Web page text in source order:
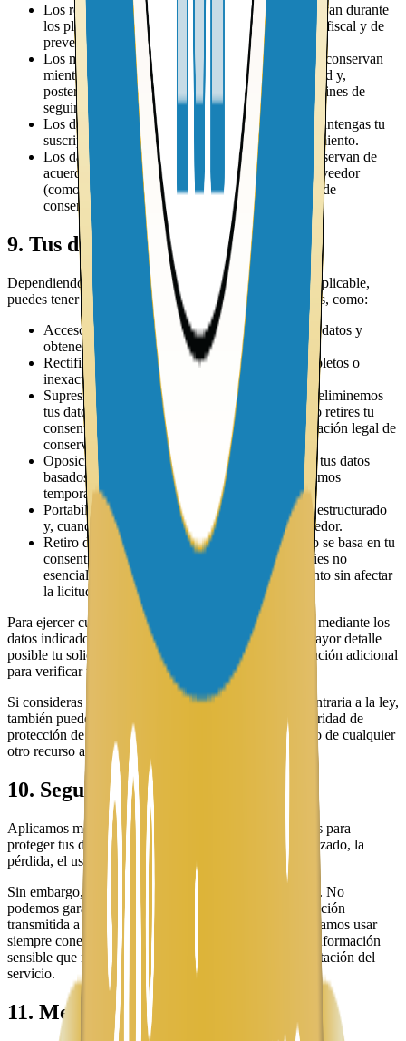
Los registros de envíos y transacciones se conservan durante
los plazos requeridos por la normativa comercial, fiscal y de
prevención de fraude.
Los mensajes de contacto y atención al cliente se conservan
mientras sean necesarios para gestionar tu solicitud y,
posteriormente, durante un plazo razonable para fines de
seguimiento o defensa ante reclamaciones.
Los datos de newsletter se conservan mientras mantengas tu
suscripción activa o hasta que retires tu consentimiento.
Los datos de analítica asociados a cookies se conservan de
acuerdo con los plazos establecidos por cada proveedor
(como Google o Meta) y según tu configuración de
consentimiento.
9. Tus derechos y cómo ejercerlos
Dependiendo de tu lugar de residencia y la normativa aplicable,
puedes tener ciertos derechos sobre tus datos personales, como:
Acceso: solicitar confirmación de si tratamos tus datos y
obtener una copia de la información relevante.
Rectificación: pedir que corrijamos datos incompletos o
inexactos.
Supresión: solicitar, en determinados casos, que eliminemos
tus datos cuando ya no sean necesarios o cuando retires tu
consentimiento, siempre que no exista una obligación legal de
conservarlos.
Oposición y limitación: oponerte a que tratemos tus datos
basados en intereses legítimos o pedir que limitemos
temporalmente su uso.
Portabilidad: recibir ciertos datos en un formato estructurado
y, cuando sea posible, transmitirlos a otro proveedor.
Retiro del consentimiento: cuando el tratamiento se basa en tu
consentimiento (por ejemplo, newsletter o cookies no
esenciales), puedes retirarlo en cualquier momento sin afectar
la licitud del tratamiento previo.
Para ejercer cualquiera de estos derechos, contáctanos mediante los
datos indicados en la sección 1, describiendo con el mayor detalle
posible tu solicitud. Es posible que te pidamos información adicional
para verificar tu identidad.
Si consideras que hemos tratado tus datos de forma contraria a la ley,
también puedes presentar una reclamación ante la autoridad de
protección de datos competente en tu país, sin perjuicio de cualquier
otro recurso administrativo o judicial.
10. Seguridad de la información
Aplicamos medidas técnicas y organizativas razonables para
proteger tus datos personales contra el acceso no autorizado, la
pérdida, el uso indebido o la divulgación.
Sin embargo, ningún sistema es completamente seguro. No
podemos garantizar la seguridad absoluta de la información
transmitida a través de Internet, por lo que te recomendamos usar
siempre conexiones seguras y mantener en reserva la información
sensible que no sea estrictamente necesaria para la prestación del
servicio.
11. Menores de edad